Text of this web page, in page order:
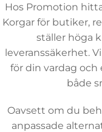
Hos Promotion
Korgar för butiker,
ställer höga
leveranssäkerhet.
för din vardag och
både
Oavsett om du
anpassade